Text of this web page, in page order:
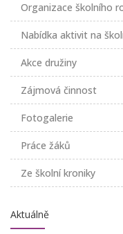
Organizace školního
Nabídka aktivit na
Akce družiny
Zájmová činnost
Fotogalerie
Práce žáků
Ze školní kroniky
Aktuálně